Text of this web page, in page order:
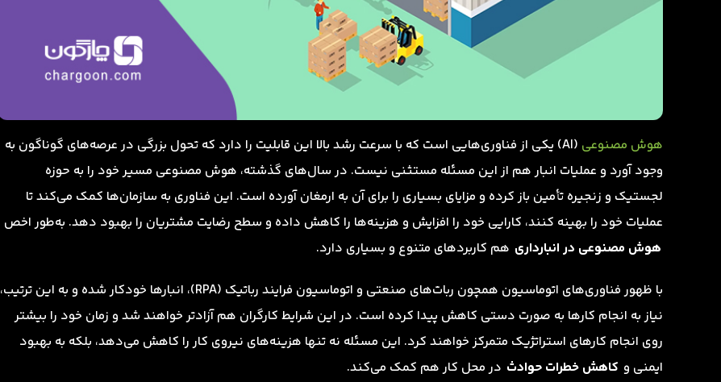
هوش مصنوعی
(AI) یکی از فناوری‌هایی است که با سرعت رشد بالا این قابلیت را دارد که تحول بزرگی در عرصه‌های گوناگون به
وجود آورد و عملیات انبار هم از این مسئله مستثنی نیست. در سال‌های گذشته، هوش مصنوعی مسیر خود را به حوزه
لجستیک و زنجیره تأمین باز کرده و مزایای بسیاری را برای آن به ارمغان آورده است. این فناوری به سازمان‌ها کمک می‌کند تا
عملیات خود را بهینه کنند، کارایی خود را افزایش و هزینه‌ها را کاهش داده و سطح رضایت مشتریان را بهبود دهد. به‌طور اخص
هوش مصنوعی در انبارداری هم کاربردهای متنوع و بسیاری دارد.
با ظهور فناوری‌های اتوماسیون همچون ربات‌های صنعتی و اتوماسیون فرایند رباتیک (RPA)، انبارها خودکار شده و به این ترتیب،
نیاز به انجام کارها به صورت دستی کاهش پیدا کرده است. در این شرایط کارگران هم آزادتر خواهند شد و زمان خود را بیشتر
روی انجام کارهای استراتژیک متمرکز خواهند کرد. این مسئله نه تنها هزینه‌های نیروی کار را کاهش می‌دهد، بلکه به بهبود
ایمنی و کاهش خطرات حوادث در محل کار هم کمک می‌کند.